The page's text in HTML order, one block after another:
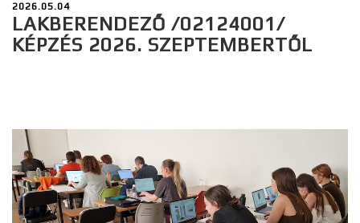
2026.05.04
LAKBERENDEZŐ /02124001/
KÉPZÉS 2026. SZEPTEMBERTŐL